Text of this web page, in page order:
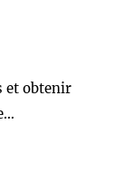
et obtenir